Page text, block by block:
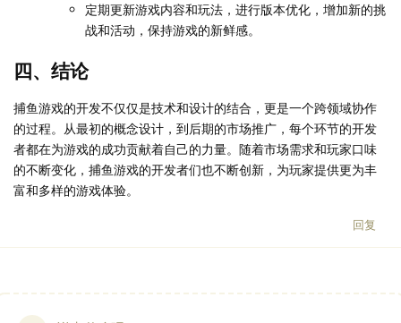
定期更新游戏内容和玩法，进行版本优化，增加新的挑
战和活动，保持游戏的新鲜感。
四、结论
捕鱼游戏的开发不仅仅是技术和设计的结合，更是一个跨领域协作
的过程。从最初的概念设计，到后期的市场推广，每个环节的开发
者都在为游戏的成功贡献着自己的力量。随着市场需求和玩家口味
的不断变化，捕鱼游戏的开发者们也不断创新，为玩家提供更为丰
富和多样的游戏体验。
回复